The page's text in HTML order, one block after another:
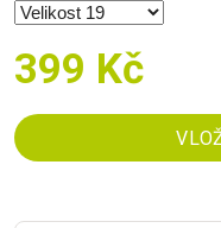
399 Kč